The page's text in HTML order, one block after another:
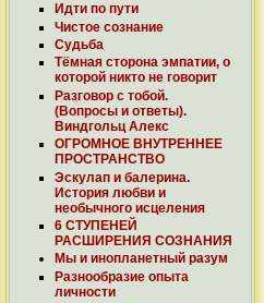
Идти по пути
Чистое сознание
Судьба
Тёмная сторона эмпатии, о
которой никто не говорит
Разговор с тобой.
(Вопросы и ответы).
Виндгольц Алекс
ОГРОМНОЕ ВНУТРЕННЕЕ
ПРОСТРАНСТВО
Эскулап и балерина.
История любви и
необычного исцеления
6 СТУПЕНЕЙ
РАСШИРЕНИЯ СОЗНАНИЯ
Мы и инопланетный разум
Разнообразие опыта
личности